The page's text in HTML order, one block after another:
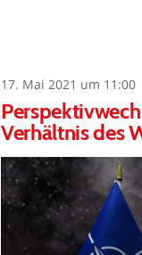
17. Mai 2021 um 11:00
Verhältnis des